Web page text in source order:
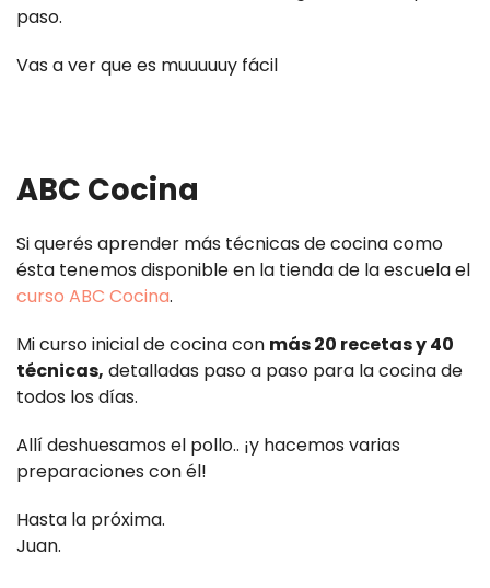
paso.
Vas a ver que es muuuuuy fácil
ABC Cocina
Si querés aprender más técnicas de cocina como
ésta tenemos disponible en la tienda de la escuela el
curso ABC Cocina.
Mi curso inicial de cocina con más 20 recetas y 40
técnicas, detalladas paso a paso para la cocina de
todos los días.
Allí deshuesamos el pollo.. ¡y hacemos varias
preparaciones con él!
Hasta la próxima.
Juan.